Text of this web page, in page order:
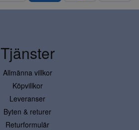
Tjänster
Allmänna villkor
Köpvillkor
Leveranser
Byten & returer
Returformulär